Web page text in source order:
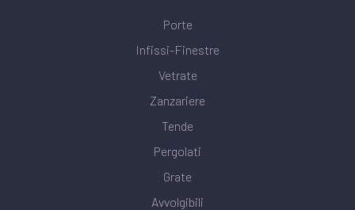
Porte
Infissi-Finestre
Vetrate
Zanzariere
Tende
Pergolati
Grate
Avvolgibili